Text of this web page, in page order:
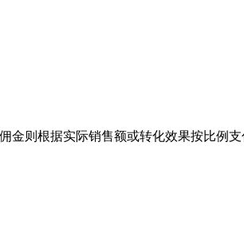
则根据实际销售额或转化效果按比例支